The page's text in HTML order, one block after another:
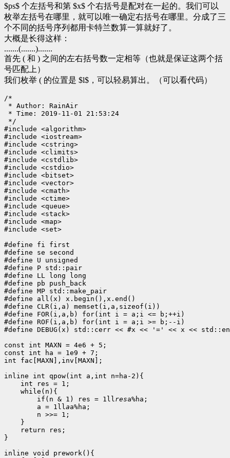
$ps$ 个左括号和第 $x$ 个右括号是配对在一起的。我们可以
枚举左括号在哪里，就可以唯一确定右括号在哪里。分成了三
个不同的括号序列都用卡特兰数算一算就好了。
大概是长得这样：
.......(.......).......
首先 ( 和 ) 之间的左右括号数一定相等（也就是保证这两个括
号匹配上）
我们枚举 ( 的位置是 $l$，可以轻易算出。（可以看代码）
/*
* Author: RainAir
* Time: 2019-11-01 21:53:24
*/
#include <algorithm>
#include <iostream>
#include <cstring>
#include <climits>
#include <cstdlib>
#include <cstdio>
#include <bitset>
#include <vector>
#include <cmath>
#include <ctime>
#include <queue>
#include <stack>
#include <map>
#include <set>
#define fi first
#define se second
#define U unsigned
#define P std::pair
#define LL long long
#define pb push_back
#define MP std::make_pair
#define all(x) x.begin(),x.end()
#define CLR(i,a) memset(i,a,sizeof(i))
#define FOR(i,a,b) for(int i = a;i <= b;++i)
#define ROF(i,a,b) for(int i = a;i >= b;--i)
#define DEBUG(x) std::cerr << #x << '=' << x <<
const int MAXN = 4e6 + 5;
const int ha = 1e9 + 7;
int fac[MAXN],inv[MAXN];
inline int qpow(int a,int n=ha-2){
    int res = 1;
    while(n){
        if(n & 1) res = 1ll
resa%ha;
        a = 1ll
aa%ha;
        n >>= 1;
    }
    return res;
}
inline void prework(){